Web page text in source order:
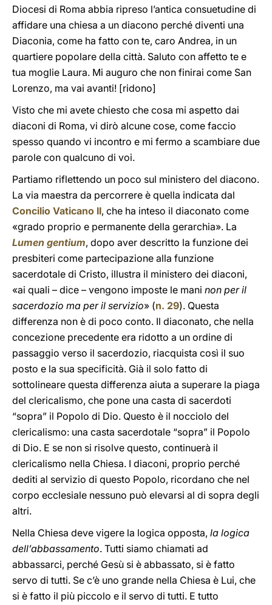
Diocesi di Roma abbia ripreso l’antica consuetudine di
affidare una chiesa a un diacono perché diventi una
Diaconia, come ha fatto con te, caro Andrea, in un
quartiere popolare della città. Saluto con affetto te e
tua moglie Laura. Mi auguro che non finirai come San
Lorenzo, ma vai avanti! [ridono]
Visto che mi avete chiesto che cosa mi aspetto dai
diaconi di Roma, vi dirò alcune cose, come faccio
spesso quando vi incontro e mi fermo a scambiare due
parole con qualcuno di voi.
Partiamo riflettendo un poco sul ministero del diacono.
La via maestra da percorrere è quella indicata dal
Concilio Vaticano II, che ha inteso il diaconato come
«grado proprio e permanente della gerarchia». La
Lumen gentium, dopo aver descritto la funzione dei
presbiteri come partecipazione alla funzione
sacerdotale di Cristo, illustra il ministero dei diaconi,
«ai quali – dice – vengono imposte le mani non per il
sacerdozio ma per il servizio» (n. 29). Questa
differenza non è di poco conto. Il diaconato, che nella
concezione precedente era ridotto a un ordine di
passaggio verso il sacerdozio, riacquista così il suo
posto e la sua specificità. Già il solo fatto di
sottolineare questa differenza aiuta a superare la piaga
del clericalismo, che pone una casta di sacerdoti
“sopra” il Popolo di Dio. Questo è il nocciolo del
clericalismo: una casta sacerdotale “sopra” il Popolo
di Dio. E se non si risolve questo, continuerà il
clericalismo nella Chiesa. I diaconi, proprio perché
dediti al servizio di questo Popolo, ricordano che nel
corpo ecclesiale nessuno può elevarsi al di sopra degli
altri.
Nella Chiesa deve vigere la logica opposta, la logica
dell’abbassamento. Tutti siamo chiamati ad
abbassarci, perché Gesù si è abbassato, si è fatto
servo di tutti. Se c’è uno grande nella Chiesa è Lui, che
si è fatto il più piccolo e il servo di tutti. E tutto